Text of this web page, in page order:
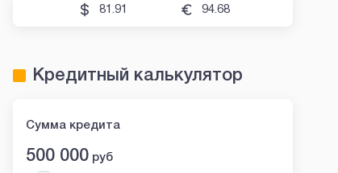
81.91 94.68
Кредитный калькулятор
Сумма кредита
500 000 руб